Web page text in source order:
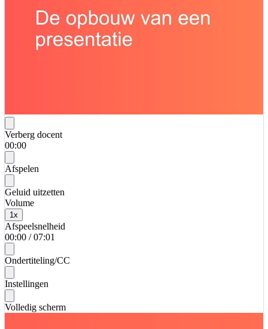
Verberg docent
00:00
Afspelen
Geluid uitzetten
Volume
1 x
Afspeelsnelheid
00:00 / 07:01
Ondertiteling/CC
Instellingen
Volledig scherm